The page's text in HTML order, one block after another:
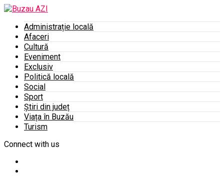
Administrație locală
Afaceri
Cultură
Eveniment
Exclusiv
Politică locală
Social
Sport
Știri din județ
Viața în Buzău
Turism
Connect with us